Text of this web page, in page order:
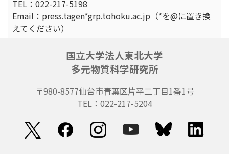
TEL：022-217-5198
Email：press.tagen*grp.tohoku.ac.jp（*を@に置き換
えてください）
国立大学法人東北大学
多元物質科学研究所
〒980-8577仙台市青葉区片平二丁目1番1号
TEL：022-217-5204